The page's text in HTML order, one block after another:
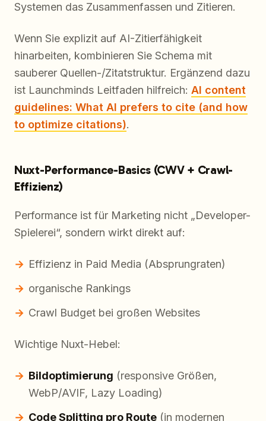
Systemen das Zusammenfassen und Zitieren.
Wenn Sie explizit auf AI-Zitierfähigkeit
hinarbeiten, kombinieren Sie Schema mit
sauberer Quellen-/Zitatstruktur. Ergänzend dazu
ist Launchminds Leitfaden hilfreich: AI content
guidelines: What AI prefers to cite (and how
to optimize citations).
Nuxt-Performance-Basics (CWV + Crawl-
Effizienz)
Performance ist für Marketing nicht „Developer-
Spielerei“, sondern wirkt direkt auf:
Effizienz in Paid Media (Absprungraten)
organische Rankings
Crawl Budget bei großen Websites
Wichtige Nuxt-Hebel:
Bildoptimierung (responsive Größen,
WebP/AVIF, Lazy Loading)
Code Splitting pro Route (in modernen